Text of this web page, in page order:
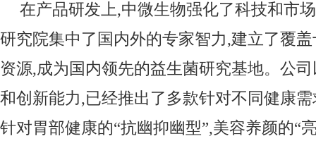
在产品研发上,中微生物强化了科技和市
研究院集中了国内外的专家智力,建立了覆
资源,成为国内领先的益生菌研究基地。公
和创新能力,已经推出了多款针对不同健康
针对胃部健康的“抗幽抑幽型”,美容养颜的“